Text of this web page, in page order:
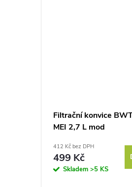
Filtrační konvice
MEI 2,7 L mod
412 Kč bez DPH
499 Kč
Skladem >5 KS